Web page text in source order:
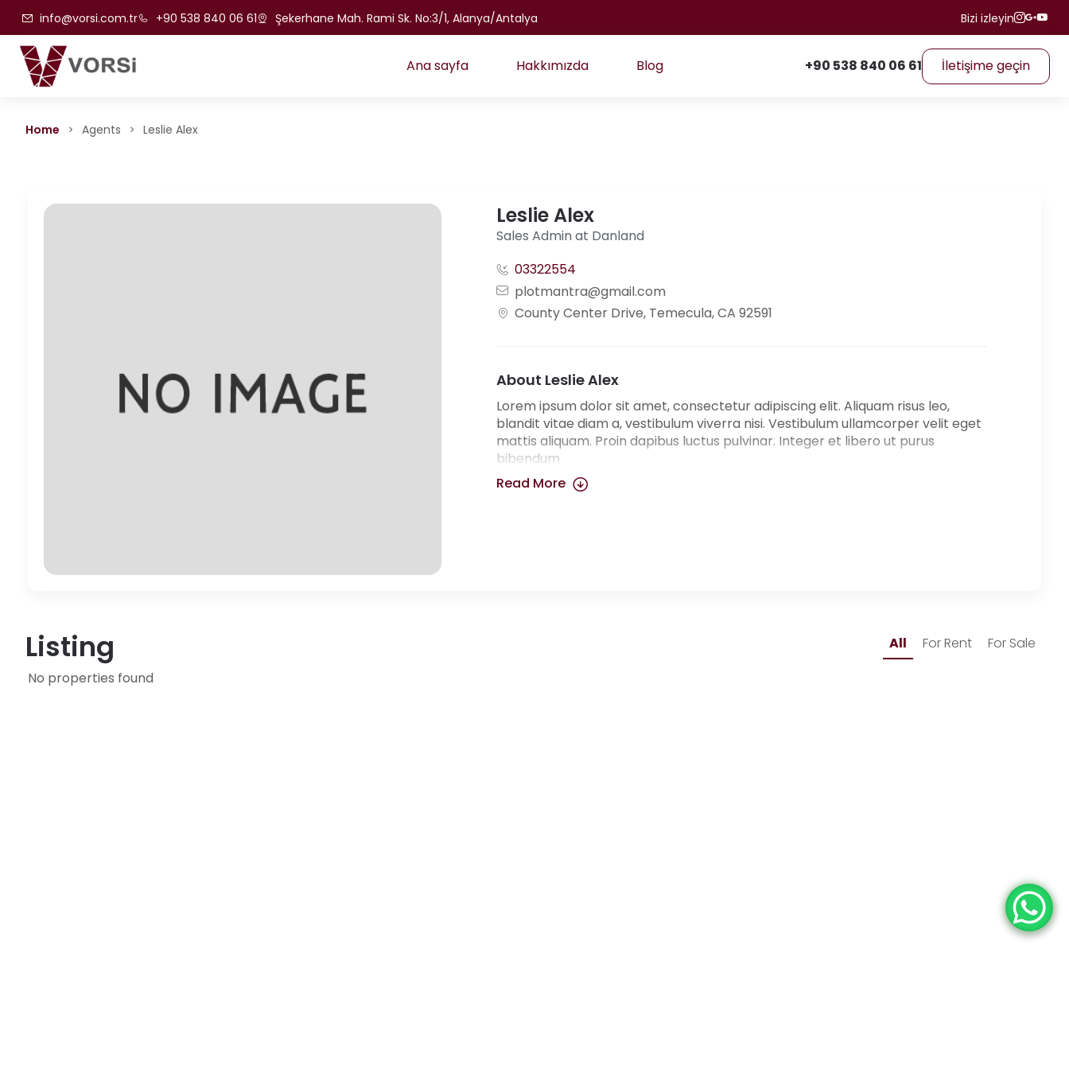
info@vorsi.com.tr +90 538 840 06 61 Şekerhane Mah. Rami Sk. No:3/1, Alanya/Antalya Bizi izleyin
Ana sayfa Hakkımızda Blog +90 538 840 06 61 İletişime geçin
Home Agents Leslie Alex
Leslie Alex
Sales Admin at Danland
03322554
plotmantra@gmail.com
County Center Drive, Temecula, CA 92591
About Leslie Alex
Lorem ipsum dolor sit amet, consectetur adipiscing elit. Aliquam risus leo,
blandit vitae diam a, vestibulum viverra nisi. Vestibulum ullamcorper velit eget
mattis aliquam. Proin dapibus luctus pulvinar. Integer et libero ut purus
bibendum
Read More
Listing All For Rent
For Sale
No properties found